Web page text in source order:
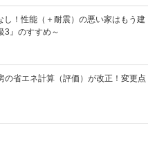
！性能（＋耐震）の悪い家はもう建
3』のすすめ～
の省エネ計算（評価）が改正！変更点